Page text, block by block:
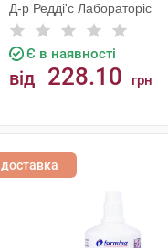
Д-р Редді'с Лабораторіс
Є в наявності
від 228.10 грн
доставка